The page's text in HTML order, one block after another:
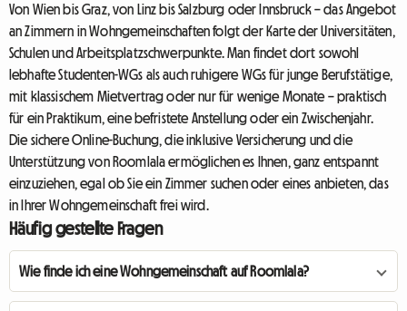
Von Wien bis Graz, von Linz bis Salzburg oder Innsbruck – das Angebot
an Zimmern in Wohngemeinschaften folgt der Karte der Universitäten,
Schulen und Arbeitsplatzschwerpunkte. Man findet dort sowohl
lebhafte Studenten-WGs als auch ruhigere WGs für junge Berufstätige,
mit klassischem Mietvertrag oder nur für wenige Monate – praktisch
für ein Praktikum, eine befristete Anstellung oder ein Zwischenjahr.
Die sichere Online-Buchung, die inklusive Versicherung und die
Unterstützung von Roomlala ermöglichen es Ihnen, ganz entspannt
einzuziehen, egal ob Sie ein Zimmer suchen oder eines anbieten, das
in Ihrer Wohngemeinschaft frei wird.
Häufig gestellte Fragen
Wie finde ich eine Wohngemeinschaft auf Roomlala?